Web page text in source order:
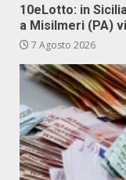
10eLotto: in
a Misilmeri (PA)
7 Agosto 2026